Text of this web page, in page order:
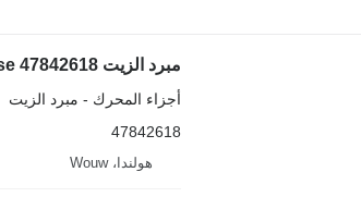
مبرد الزيت Case 47842618 لـ حفارة Case CX300D CX250D
أجزاء المحرك - مبرد الزيت
47842618
هولندا، Wouw